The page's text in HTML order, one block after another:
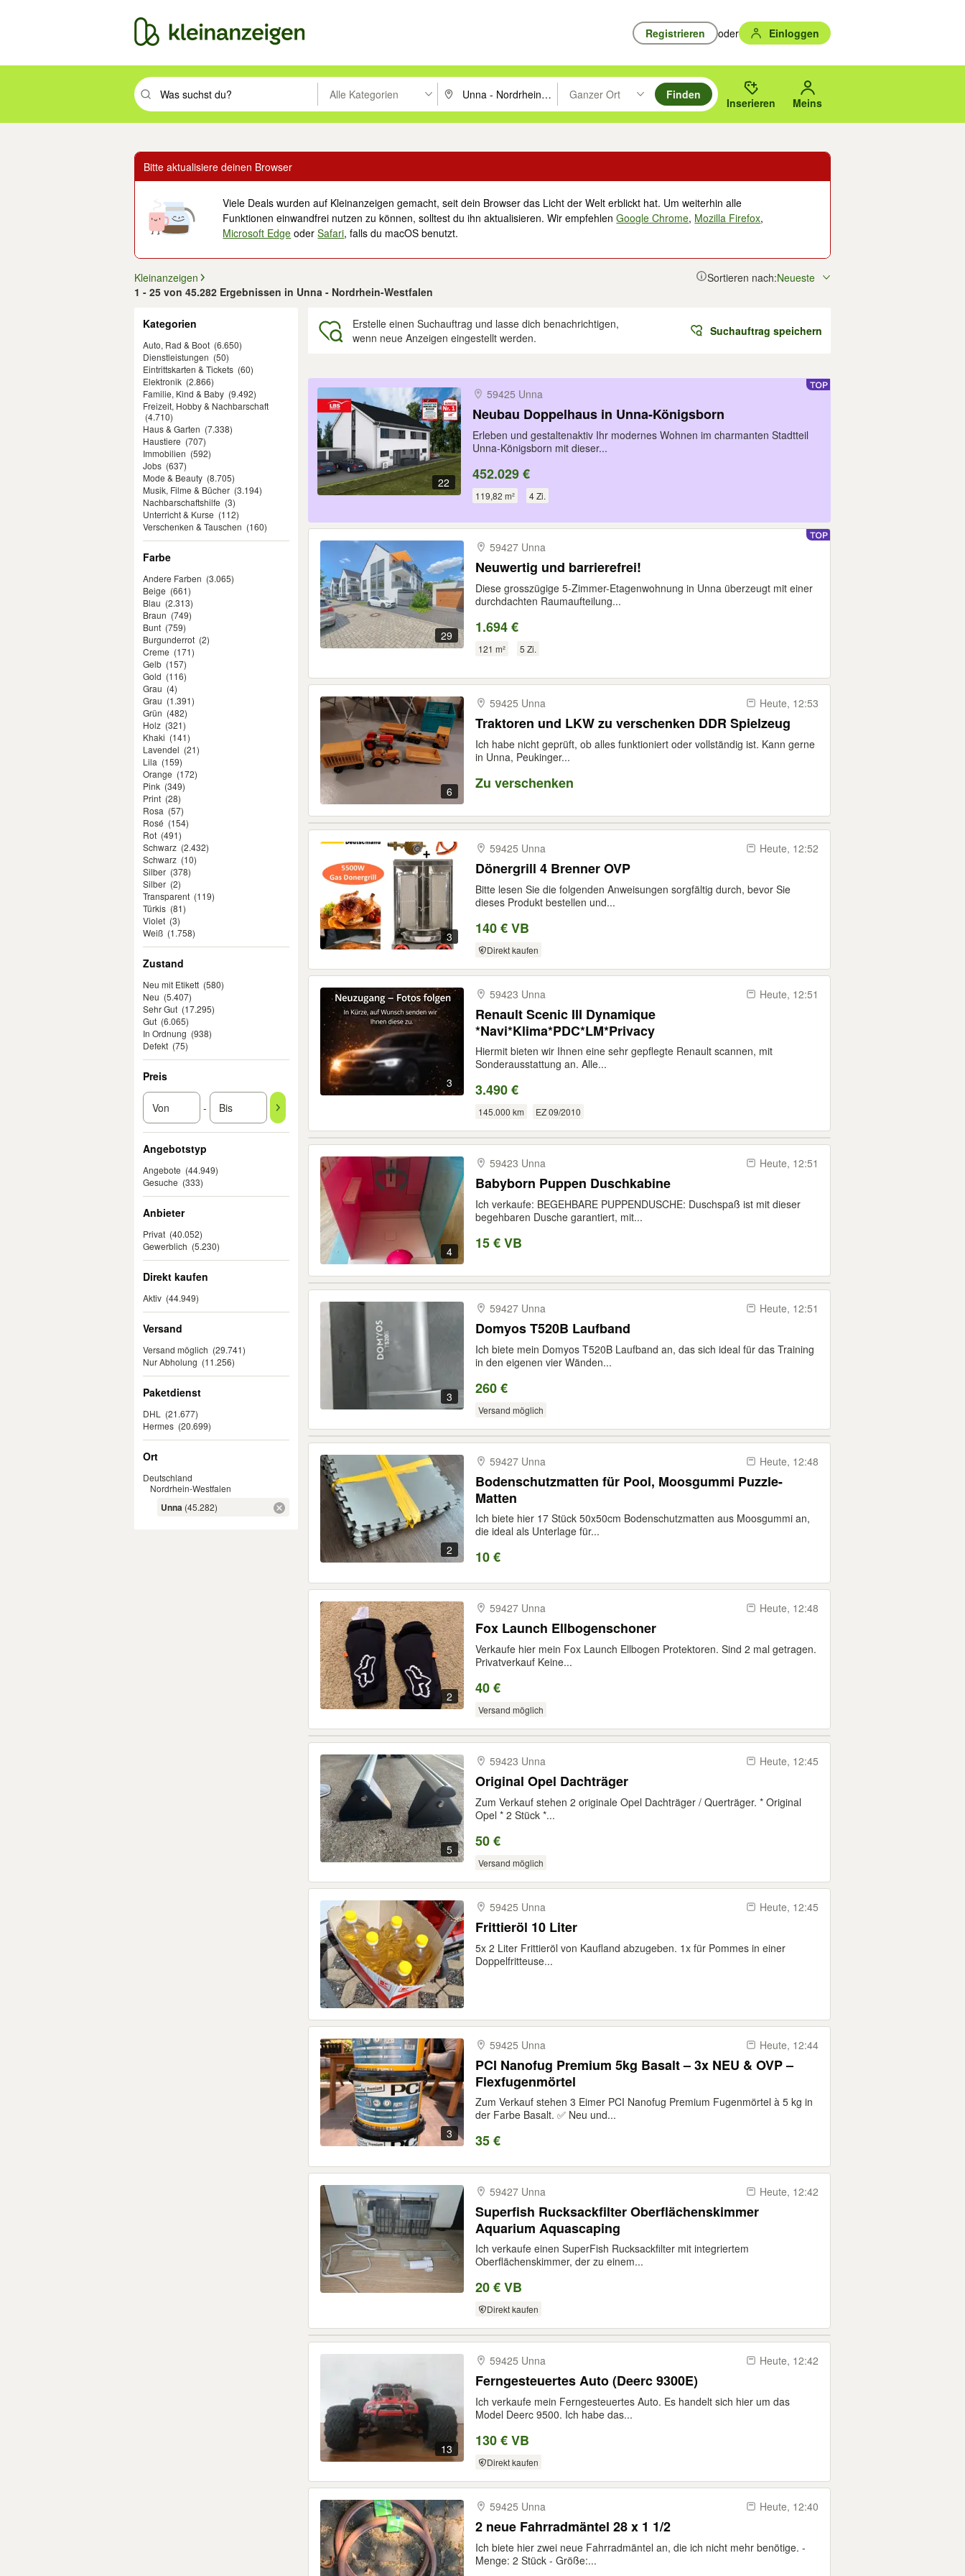
Registrieren oder Einloggen
Suchbegriff eingeben. Eingabetaste drücken um zu suchen, oder Vorschläge mit den Pfeiltasten nach oben/unten durchsuchen und mit Eingabetaste auswählen.
Alle Kategorien PLZ oder Ort eingeben. Eingabetaste drücken um zu suchen, oder Vorschläge mit den Pfeiltasten nach oben/
Ganzer Ort
Suche im Umkreis des gewählten Orts oder PLZ.
Finden
Inserieren Meins
Bitte aktualisiere deinen Browser
Viele Deals wurden auf Kleinanzeigen gemacht, seit dein Browser das Licht der Welt erblickt hat. Um weiterhin alle
Funktionen einwandfrei nutzen zu können, solltest du ihn aktualisieren. Wir empfehlenGoogle Chrome, Mozilla Firefox,
Microsoft Edge oderSafari, falls du macOS benutzt.
Kleinanzeigen
1 - 25 von 45.282 Ergebnissen in Unna - Nordrhein-Westfalen
Sortieren nach:Neueste
Kategorien
Auto, Rad & Boot (6.650)
Dienstleistungen (50)
Eintrittskarten & Tickets (60)
Elektronik (2.866)
Familie, Kind & Baby (9.492)
Freizeit, Hobby & Nachbarschaft
(4.710)
Haus & Garten (7.338)
Haustiere (707)
Immobilien (592)
Jobs (637)
Mode & Beauty (8.705)
Musik, Filme & Bücher (3.194)
Nachbarschaftshilfe (3)
Unterricht & Kurse (112)
Verschenken & Tauschen (160)
Farbe
Andere Farben (3.065)
Beige (661)
Blau (2.313)
Braun (749)
Bunt (759)
Burgunderrot (2)
Creme (171)
Gelb (157)
Gold (116)
Grau (4)
Grau (1.391)
Grün (482)
Holz (321)
Khaki (141)
Lavendel (21)
Lila (159)
Orange (172)
Pink (349)
Print (28)
Rosa (57)
Rosé (154)
Rot (491)
Schwarz (2.432)
Schwarz (10)
Silber (378)
Silber (2)
Transparent (119)
Türkis (81)
Violet (3)
Weiß (1.758)
Zustand
Neu mit Etikett (580)
Neu (5.407)
Sehr Gut (17.295)
Gut (6.065)
In Ordnung (938)
Defekt (75)
Preis
-
Angebotstyp
Angebote (44.949)
Gesuche (333)
Anbieter
Privat (40.052)
Gewerblich (5.230)
Direkt kaufen
Aktiv (44.949)
Versand
Versand möglich (29.741)
Nur Abholung (11.256)
Paketdienst
DHL
(21.677)
Hermes (20.699)
Ort
Deutschland
Nordrhein-Westfalen
Unna (45.282)
Erstelle einen Suchauftrag und lasse dich benachrichtigen,
wenn neue Anzeigen eingestellt werden.
Suchauftrag speichern
Ergebnisse
22
59425 Unna
Neubau Doppelhaus in Unna-Königsborn
Erleben und gestaltenaktiv Ihr modernes Wohnen im charmanten Stadtteil
Unna-Königsborn mit dieser...
452.029 €
119,82 m² 4 Zi.
29
59427 Unna
Neuwertig und barrierefrei!
Diese grosszügige 5-Zimmer-Etagenwohnung in Unna überzeugt mit einer
durchdachten Raumaufteilung...
1.694 €
121 m² 5 Zi.
6
59425 Unna Heute, 12:53
Traktoren und LKW zu verschenken DDR Spielzeug
Ich habe nicht geprüft, ob alles funktioniert oder vollständig ist. Kann gerne
in Unna, Peukinger...
Zu verschenken
3
59425 Unna Heute, 12:52
Dönergrill 4 Brenner OVP
Bitte lesen Sie die folgenden Anweisungen sorgfältig durch, bevor Sie
dieses Produkt bestellen und...
140 € VB
Direkt kaufen
3
59423 Unna Heute, 12:51
Renault Scenic III Dynamique
*Navi*Klima*PDC*LM*Privacy
Hiermit bieten wir Ihnen eine sehr gepflegte Renault scannen, mit
Sonderausstattung an. Alle...
3.490 €
145.000 km EZ 09/2010
4
59423 Unna Heute, 12:51
Babyborn Puppen Duschkabine
Ich verkaufe: BEGEHBARE PUPPENDUSCHE: Duschspaß ist mit dieser
begehbaren Dusche garantiert, mit...
15 € VB
3
59427 Unna Heute, 12:51
Domyos T520B Laufband
Ich biete mein Domyos T520B Laufband an, das sich ideal für das Training
in den eigenen vier Wänden...
260 €
Versand möglich
2
59427 Unna Heute, 12:48
Bodenschutzmatten für Pool, Moosgummi Puzzle-
Matten
Ich biete hier 17 Stück 50x50cm Bodenschutzmatten aus Moosgummi an,
die ideal als Unterlage für...
10 €
2
59427 Unna Heute, 12:48
Fox Launch Ellbogenschoner
Verkaufe hier mein Fox Launch Ellbogen Protektoren. Sind 2 mal getragen.
Privatverkauf Keine...
40 €
Versand möglich
5
59423 Unna Heute, 12:45
Original Opel Dachträger
Zum Verkauf stehen 2 originale Opel Dachträger / Querträger. * Original
Opel * 2 Stück *...
50 €
Versand möglich
59425 Unna Heute, 12:45
Frittieröl 10 Liter
5x 2 Liter Frittieröl von Kaufland abzugeben. 1x für Pommes in einer
Doppelfritteuse...
3
59425 Unna Heute, 12:44
PCI Nanofug Premium 5kg Basalt – 3x NEU & OVP –
Flexfugenmörtel
Zum Verkauf stehen 3 Eimer PCI Nanofug Premium Fugenmörtel à 5 kg in
der Farbe Basalt. ✅ Neu und...
35 €
59427 Unna Heute, 12:42
Superfish Rucksackfilter Oberflächenskimmer
Aquarium Aquascaping
Ich verkaufe einen SuperFish Rucksackfilter mit integriertem
Oberflächenskimmer, der zu einem...
20 € VB
Direkt kaufen
13
59425 Unna Heute, 12:42
Ferngesteuertes Auto (Deerc 9300E)
Ich verkaufe mein Ferngesteuertes Auto. Es handelt sich hier um das
Model Deerc 9500. Ich habe das...
130 € VB
Direkt kaufen
59425 Unna Heute, 12:40
2 neue Fahrradmäntel 28 x 1 1/2
Ich biete hier zwei neue Fahrradmäntel an, die ich nicht mehr benötige. -
Menge: 2 Stück - Größe:...